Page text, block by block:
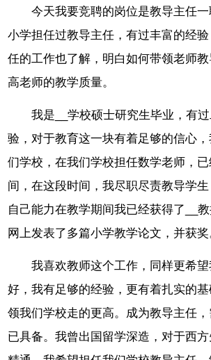
今天我要竞聘的岗位是教导主任一
小学担任过教导主任，有过丰富的经
任的工作也了解，明白如何带领老师
高老师的教学质量。
我是__学校硕士研究生毕业，有
验，对于教育这一块有着足够的信心
们学校，在我们学校担任数学老师，
间，在这段时间，我尽职尽责教导学
自己能力在教学期间我已经获得了__
网上发表了多篇小学教学论文，并获奖
我喜欢教师这个工作，同样更希
好，我有足够的经验，更有着扎实的
领我们学校走的更高。成为教导主任
已具备。我曾出国留学深造，对于西